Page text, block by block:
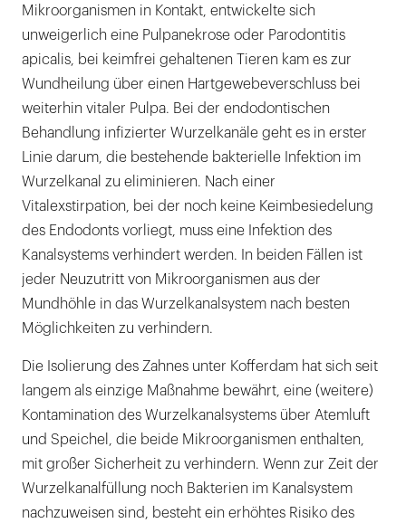
Mikroorganismen in Kontakt, entwickelte sich
unweigerlich eine Pulpanekrose oder Parodontitis
apicalis, bei keimfrei gehaltenen Tieren kam es zur
Wundheilung über einen Hartgewebeverschluss bei
weiterhin vitaler Pulpa. Bei der endodontischen
Behandlung infizierter Wurzelkanäle geht es in erster
Linie darum, die bestehende bakterielle Infektion im
Wurzelkanal zu eliminieren. Nach einer
Vitalexstirpation, bei der noch keine Keimbesiedelung
des Endodonts vorliegt, muss eine Infektion des
Kanalsystems verhindert werden. In beiden Fällen ist
jeder Neuzutritt von Mikroorganismen aus der
Mundhöhle in das Wurzelkanalsystem nach besten
Möglichkeiten zu verhindern.
Die Isolierung des Zahnes unter Kofferdam hat sich seit
langem als einzige Maßnahme bewährt, eine (weitere)
Kontamination des Wurzelkanalsystems über Atemluft
und Speichel, die beide Mikroorganismen enthalten,
mit großer Sicherheit zu verhindern. Wenn zur Zeit der
Wurzelkanalfüllung noch Bakterien im Kanalsystem
nachzuweisen sind, besteht ein erhöhtes Risiko des